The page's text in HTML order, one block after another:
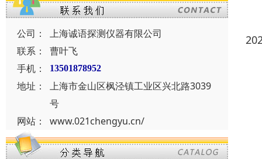
公司：
上海诚语探测仪器有限公司
联系：
曹叶飞
手机：
13501878952
地址：
上海市金山区枫泾镇工业区兴北路3039
号
网站：
www.021chengyu.cn/